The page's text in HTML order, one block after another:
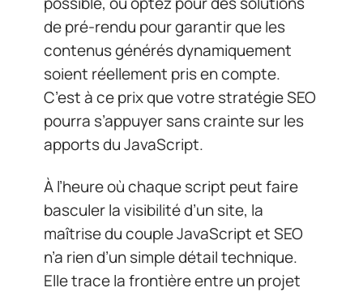
de pré-rendu pour garantir que les
contenus générés dynamiquement
soient réellement pris en compte.
C’est à ce prix que votre stratégie SEO
pourra s’appuyer sans crainte sur les
apports du JavaScript.
À l’heure où chaque script peut faire
basculer la visibilité d’un site, la
maîtrise du couple JavaScript et SEO
n’a rien d’un simple détail technique.
Elle trace la frontière entre un projet